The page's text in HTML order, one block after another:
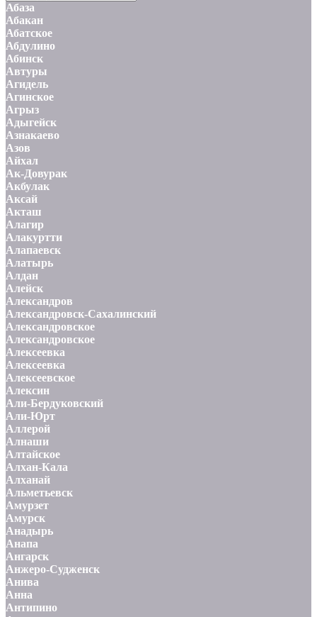
Абаза
Абакан
Абатское
Абдулино
Абинск
Автуры
Агидель
Агинское
Агрыз
Адыгейск
Азнакаево
Азов
Айхал
Ак-Довурак
Акбулак
Аксай
Акташ
Алагир
Алакуртти
Алапаевск
Алатырь
Алдан
Алейск
Александров
Александровск-Сахалинский
Александровское
Александровское
Алексеевка
Алексеевка
Алексеевское
Алексин
Али-Бердуковский
Али-Юрт
Аллерой
Алнаши
Алтайское
Алхан-Кала
Алханай
Альметьевск
Амурзет
Амурск
Анадырь
Анапа
Ангарск
Анжеро-Судженск
Анива
Анна
Антипино